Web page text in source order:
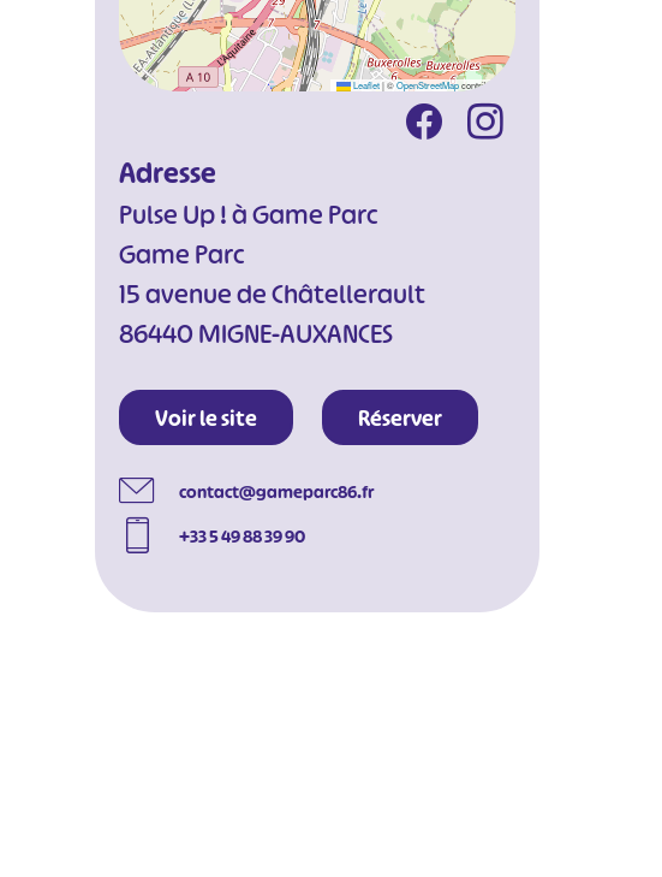
Leaflet|©OpenStreetMapcontributors
Adresse
Pulse Up ! à Game Parc
Game Parc
15 avenue de Châtellerault
86440 MIGNE-AUXANCES
Voir le site Réserver
contact@gameparc86.fr
+33 5 49 88 39 90